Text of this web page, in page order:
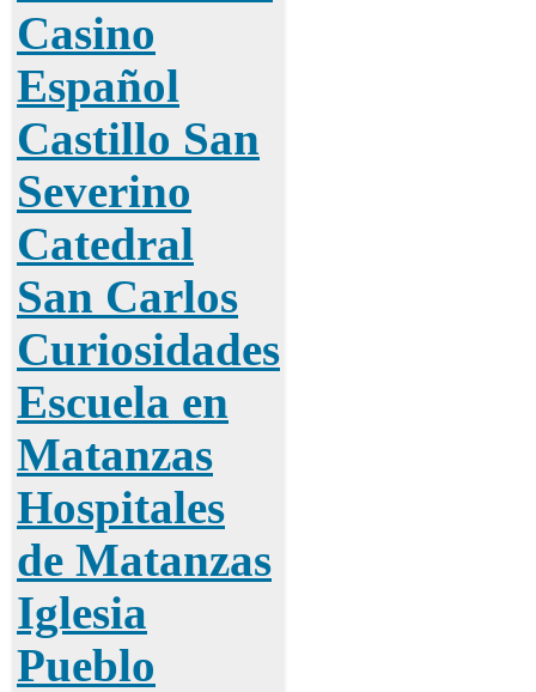
Casino
Español
Castillo San
Severino
Catedral
San Carlos
Curiosidades
Escuela en
Matanzas
Hospitales
de Matanzas
Iglesia
Pueblo